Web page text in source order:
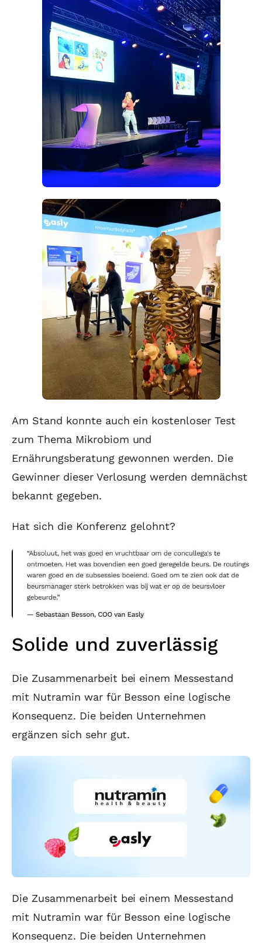
Am Stand konnte auch ein kostenloser Test
zum Thema Mikrobiom und
Ernährungsberatung gewonnen werden. Die
Gewinner dieser Verlosung werden demnächst
bekannt gegeben.
Hat sich die Konferenz gelohnt?
Solide und zuverlässig
Die Zusammenarbeit bei einem Messestand
mit Nutramin war für Besson eine logische
Konsequenz. Die beiden Unternehmen
ergänzen sich sehr gut.
Die Zusammenarbeit bei einem Messestand
mit Nutramin war für Besson eine logische
Konsequenz. Die beiden Unternehmen